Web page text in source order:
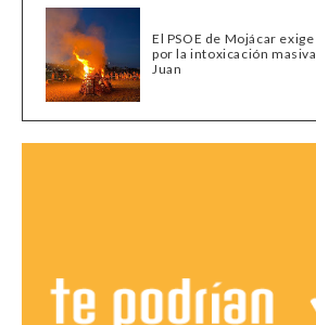
El PSOE de Mojácar
por la intoxicación
Juan